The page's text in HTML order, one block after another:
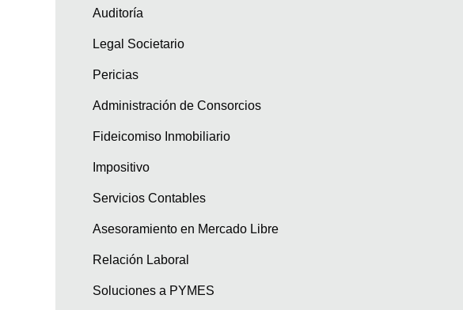
Auditoría
Legal Societario
Pericias
Administración de Consorcios
Fideicomiso Inmobiliario
Impositivo
Servicios Contables
Asesoramiento en Mercado Libre
Relación Laboral
Soluciones a PYMES